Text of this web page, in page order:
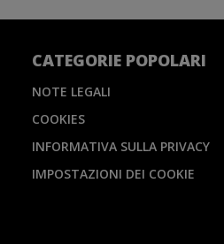
CATEGORIE POPOLARI
NOTE LEGALI
COOKIES
INFORMATIVA SULLA PRIVACY
IMPOSTAZIONI DEI COOKIE